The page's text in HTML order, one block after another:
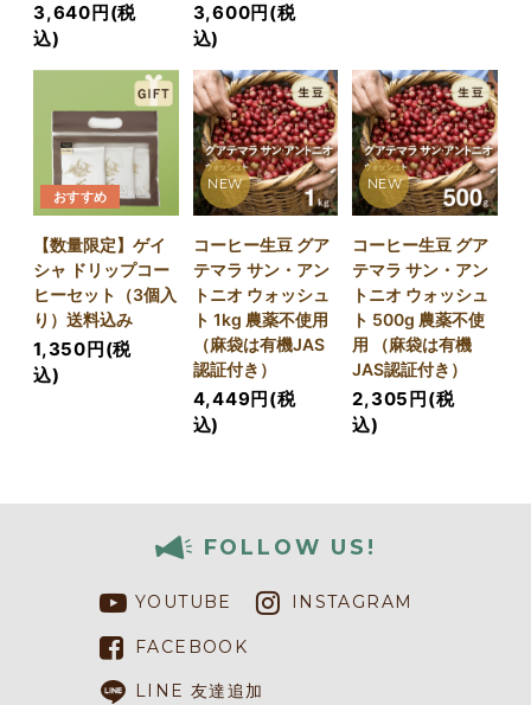
3,640円(税
込)
3,600円(税
込)
おすすめ
【数量限定】ゲイ
シャ ドリップコー
ヒーセット（3個入
り）送料込み
1,350円(税
込)
NEW
コーヒー生豆 グア
テマラ サン・アン
トニオ ウォッシュ
ト 1kg 農薬不使用
（麻袋は有機JAS
認証付き）
4,449円(税
込)
NEW
コーヒー生豆 グア
テマラ サン・アン
トニオ ウォッシュ
ト 500g 農薬不使
用 （麻袋は有機
JAS認証付き）
2,305円(税
込)
FOLLOW US!
YOUTUBE INSTAGRAM
FACEBOOK
LINE 友達追加